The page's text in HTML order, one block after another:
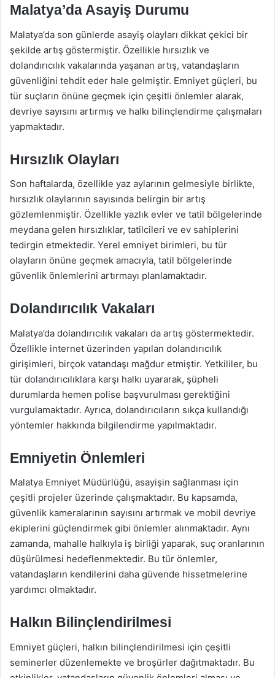
Malatya’da Asayiş Durumu
Malatya’da son günlerde asayiş olayları dikkat çekici bir
şekilde artış göstermiştir. Özellikle hırsızlık ve
dolandırıcılık vakalarında yaşanan artış, vatandaşların
güvenliğini tehdit eder hale gelmiştir. Emniyet güçleri, bu
tür suçların önüne geçmek için çeşitli önlemler alarak,
devriye sayısını artırmış ve halkı bilinçlendirme çalışmaları
yapmaktadır.
Hırsızlık Olayları
Son haftalarda, özellikle yaz aylarının gelmesiyle birlikte,
hırsızlık olaylarının sayısında belirgin bir artış
gözlemlenmiştir. Özellikle yazlık evler ve tatil bölgelerinde
meydana gelen hırsızlıklar, tatilcileri ve ev sahiplerini
tedirgin etmektedir. Yerel emniyet birimleri, bu tür
olayların önüne geçmek amacıyla, tatil bölgelerinde
güvenlik önlemlerini artırmayı planlamaktadır.
Dolandırıcılık Vakaları
Malatya’da dolandırıcılık vakaları da artış göstermektedir.
Özellikle internet üzerinden yapılan dolandırıcılık
girişimleri, birçok vatandaşı mağdur etmiştir. Yetkililer, bu
tür dolandırıcılıklara karşı halkı uyararak, şüpheli
durumlarda hemen polise başvurulması gerektiğini
vurgulamaktadır. Ayrıca, dolandırıcıların sıkça kullandığı
yöntemler hakkında bilgilendirme yapılmaktadır.
Emniyetin Önlemleri
Malatya Emniyet Müdürlüğü, asayişin sağlanması için
çeşitli projeler üzerinde çalışmaktadır. Bu kapsamda,
güvenlik kameralarının sayısını artırmak ve mobil devriye
ekiplerini güçlendirmek gibi önlemler alınmaktadır. Aynı
zamanda, mahalle halkıyla iş birliği yaparak, suç oranlarının
düşürülmesi hedeflenmektedir. Bu tür önlemler,
vatandaşların kendilerini daha güvende hissetmelerine
yardımcı olmaktadır.
Halkın Bilinçlendirilmesi
Emniyet güçleri, halkın bilinçlendirilmesi için çeşitli
seminerler düzenlemekte ve broşürler dağıtmaktadır. Bu